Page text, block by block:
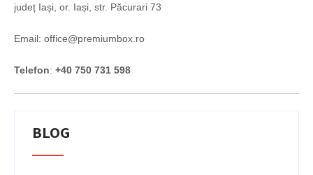
județ Iași, or. Iași, str. Păcurari 73
Email: office@premiumbox.ro
Telefon: +40 750 731 598
BLOG